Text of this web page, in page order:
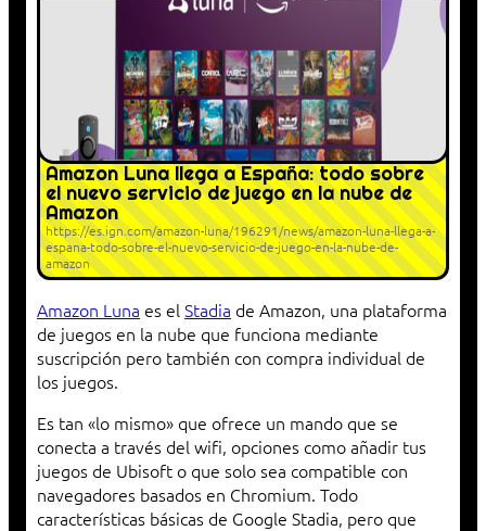
Amazon Luna llega a España: todo sobre
el nuevo servicio de juego en la nube de
Amazon
https://es.ign.com/amazon-luna/196291/news/amazon-luna-llega-a-
espana-todo-sobre-el-nuevo-servicio-de-juego-en-la-nube-de-
amazon
Amazon Luna es el Stadia de Amazon, una plataforma
de juegos en la nube que funciona mediante
suscripción pero también con compra individual de
los juegos.
Es tan «lo mismo» que ofrece un mando que se
conecta a través del wifi, opciones como añadir tus
juegos de Ubisoft o que solo sea compatible con
navegadores basados en Chromium. Todo
características básicas de Google Stadia, pero que